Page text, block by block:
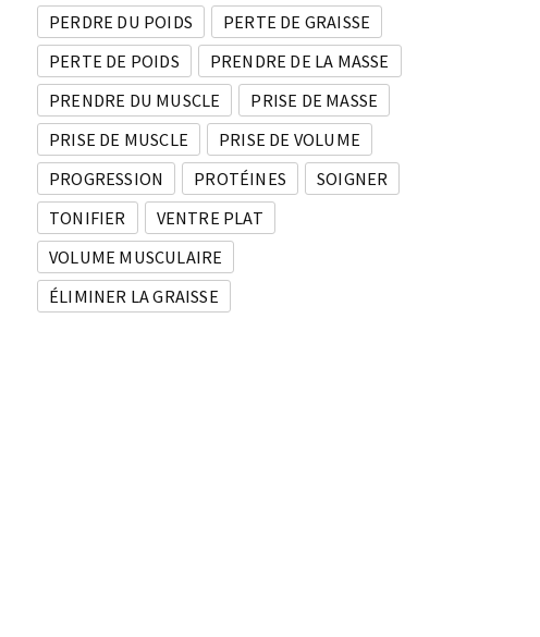
PERDRE DU POIDS
PERTE DE GRAISSE
PERTE DE POIDS
PRENDRE DE LA MASSE
PRENDRE DU MUSCLE
PRISE DE MASSE
PRISE DE MUSCLE
PRISE DE VOLUME
PROGRESSION
PROTÉINES
SOIGNER
TONIFIER
VENTRE PLAT
VOLUME MUSCULAIRE
ÉLIMINER LA GRAISSE